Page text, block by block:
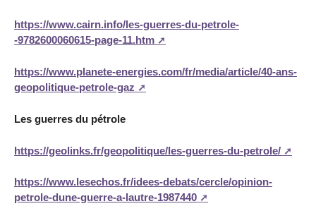
https://www.cairn.info/les-guerres-du-petrole-
-9782600060615-page-11.htm
https://www.planete-energies.com/fr/media/article/40-ans-
geopolitique-petrole-gaz
Les guerres du pétrole
https://geolinks.fr/geopolitique/les-guerres-du-petrole/
https://www.lesechos.fr/idees-debats/cercle/opinion-
petrole-dune-guerre-a-lautre-1987440